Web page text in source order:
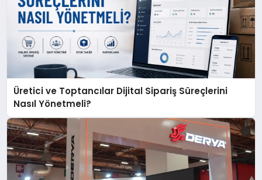
Üretici ve Toptancılar Dijital Sipariş Süreçlerini
Nasıl Yönetmeli?